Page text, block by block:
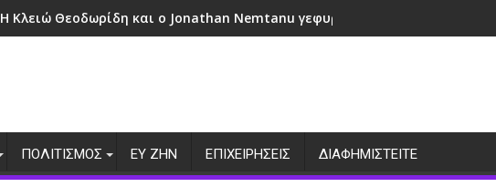
Η Κλειώ Θεοδωρίδη και ο Jonathan Nemtanu γεφυρώνουν πολιτισμούς
ΠΟΛΙΤΙΣΜΟΣ ΕΥ ΖΗΝ ΕΠΙΧΕΙΡΗΣΕΙΣ ΔΙΑΦΗΜΙΣΤΕΙΤΕ